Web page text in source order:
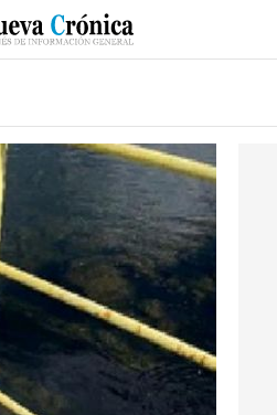
ESPECIALES DEPORTES